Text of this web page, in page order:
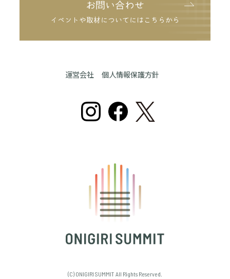
お問い合わせ
イベントや取材についてにはこちらから
運営会社 個人情報保護方針
(C) ONIGIRI SUMMIT All Rights Reserved.